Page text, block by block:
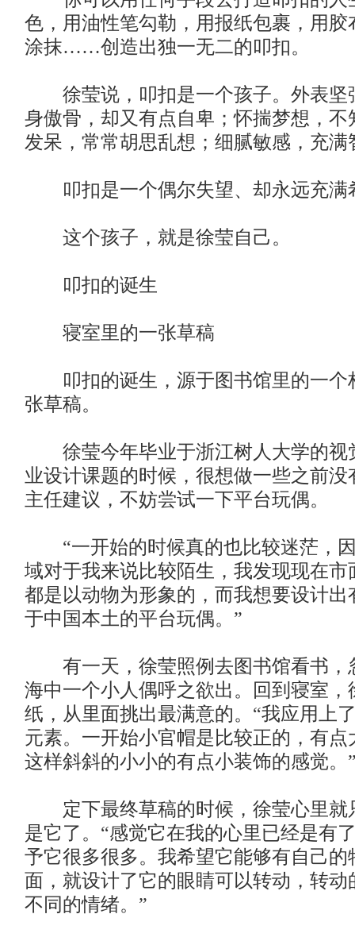
色，用油性笔勾勒，用报纸包裹，用胶
涂抹……创造出独一无二的叩扣。
徐莹说，叩扣是一个孩子。外表坚
身傲骨，却又有点自卑；怀揣梦想，不
发呆，常常胡思乱想；细腻敏感，充满
叩扣是一个偶尔失望、却永远充满
这个孩子，就是徐莹自己。
叩扣的诞生
寝室里的一张草稿
叩扣的诞生，源于图书馆里的一个
张草稿。
徐莹今年毕业于浙江树人大学的视
业设计课题的时候，很想做一些之前
主任建议，不妨尝试一下平台玩偶。
“一开始的时候真的也比较迷茫，
域对于我来说比较陌生，我发现现在市
都是以动物为形象的，而我想要设计出
于中国本土的平台玩偶。”
有一天，徐莹照例去图书馆看书，
海中一个小人偶呼之欲出。回到寝室，
纸，从里面挑出最满意的。“我应用上
元素。一开始小官帽是比较正的，有
这样斜斜的小小的有点小装饰的感觉。
定下最终草稿的时候，徐莹心里就
是它了。“感觉它在我的心里已经是有
予它很多很多。我希望它能够有自己的
面，就设计了它的眼睛可以转动，转动
不同的情绪。”